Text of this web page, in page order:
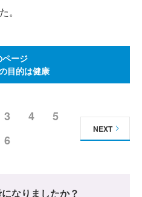
。
ページ
目的は健康
3 4
5
6
NEXT
なりましたか？